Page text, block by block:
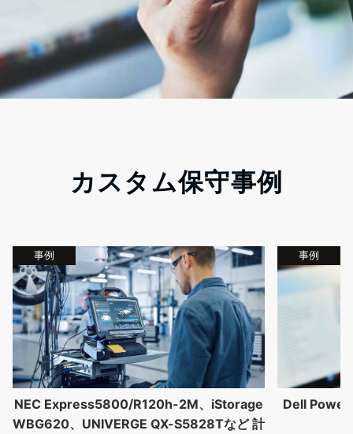
続きを読む
続きを読む
カスタム保守事例
事例
NEC Express5800/R120h-2M、iStorage
WBG620、UNIVERGE QX-S5828Tなど 計
事例
Dell